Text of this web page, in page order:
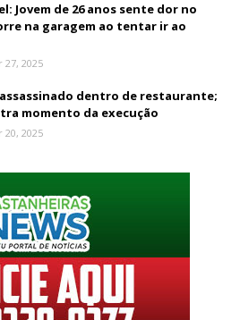
Jovem de 26 anos sente dor no
na garagem ao tentar ir ao
2025
assassinado dentro de restaurante;
momento da execução
2025